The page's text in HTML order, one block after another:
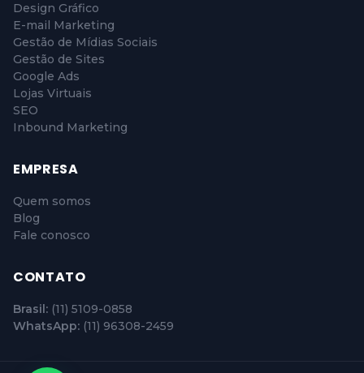
Design Gráfico
E-mail Marketing
Gestão de Mídias Sociais
Gestão de Sites
Google Ads
Lojas Virtuais
SEO
Inbound Marketing
EMPRESA
Quem somos
Blog
Fale conosco
CONTATO
Brasil: (11) 5109-0858
WhatsApp: (11) 96308-2459